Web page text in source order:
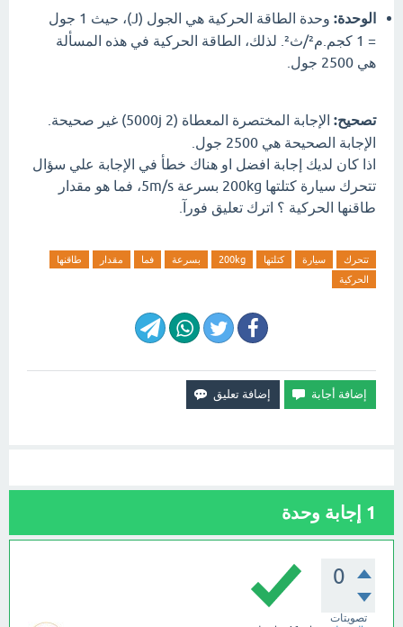
الوحدة:
وحدة الطاقة الحركية هي الجول (J)، حيث 1 جول
= 1 كجم.م²/ث². لذلك، الطاقة الحركية في هذه المسألة
هي 2500 جول.
تصحيح:
الإجابة المختصرة المعطاة (5000j 2) غير صحيحة.
الإجابة الصحيحة هي 2500 جول.
اذا كان لديك إجابة افضل او هناك خطأ في الإجابة علي سؤال
تتحرك سيارة كتلتها 200kg بسرعة 5m/s، فما هو مقدار
طاقنها الحركية ؟ اترك تعليق فورآ.
تتحرك سيارة كتلتها 200kg بسرعة فما مقدار
طاقنها
الحركية
1 إجابة وحدة
0
تصويتات